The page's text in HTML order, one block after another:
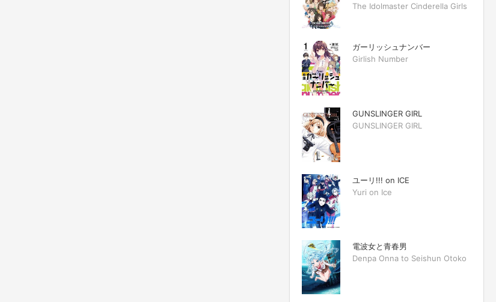
The Idolmaster Cinderella Girls
ガーリッシュナンバー
Girlish Number
GUNSLINGER GIRL
GUNSLINGER GIRL
ユーリ!!! on ICE
Yuri on Ice
電波女と青春男
Denpa Onna to Seishun Otoko